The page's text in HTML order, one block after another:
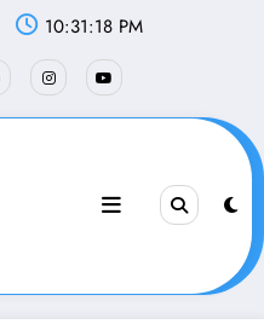
10:31:19 PM